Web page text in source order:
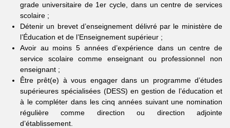
grade universitaire de 1er cycle, dans un centre de services
scolaire ;
Détenir un brevet d’enseignement délivré par le ministère de
l’Éducation et de l’Enseignement supérieur ;
Avoir au moins 5 années d’expérience dans un centre de
service scolaire comme enseignant ou professionnel non
enseignant ;
Être prêt(e) à vous engager dans un programme d’études
supérieures spécialisées (DESS) en gestion de l’éducation et
à le compléter dans les cinq années suivant une nomination
régulière comme direction ou direction adjointe
d’établissement.